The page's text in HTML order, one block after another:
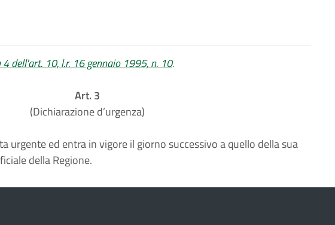
4 dell'art. 10, l.r. 16 gennaio 1995, n. 10.
Art. 3
(Dichiarazione d’urgenza)
urgente ed entra in vigore il giorno successivo a quello della sua
della Regione.